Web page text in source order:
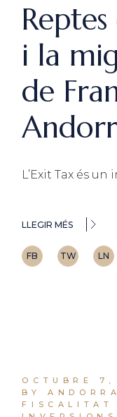
i la
de
L’Exit Tax és un
LLEGIR MÉS
FB TW LN
OCTUBRE
BY
FISCALITAT